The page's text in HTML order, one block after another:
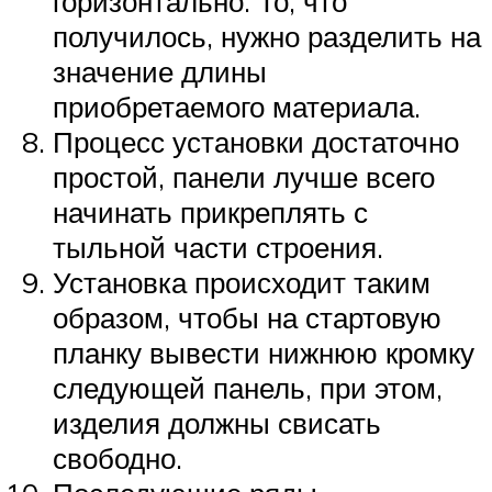
получилось, нужно разделить на
значение длины
приобретаемого материала.
Процесс установки достаточно
простой, панели лучше всего
начинать прикреплять с
тыльной части строения.
Установка происходит таким
образом, чтобы на стартовую
планку вывести нижнюю кромку
следующей панель, при этом,
изделия должны свисать
свободно.